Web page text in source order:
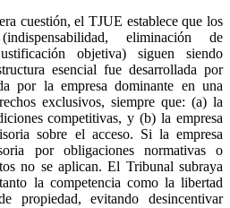
cuestión, el TJUE establece que los
eliminación de
objetiva) siguen siendo
esencial fue desarrollada por
por la empresa dominante en una
exclusivos, siempre que: (a) la
competitivas, y (b) la empresa
sobre el acceso. Si la empresa
por obligaciones normativas o
no se aplican. El Tribunal subraya
la competencia como la libertad
propiedad, evitando desincentivar